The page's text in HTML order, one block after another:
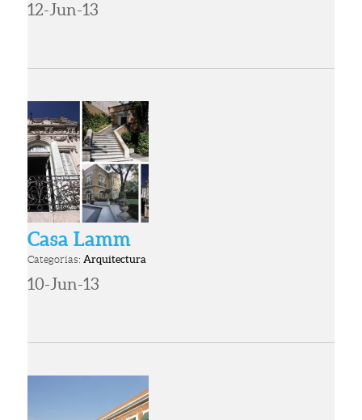
12-Jun-13
Casa Lamm
Categorías: Arquitectura
10-Jun-13